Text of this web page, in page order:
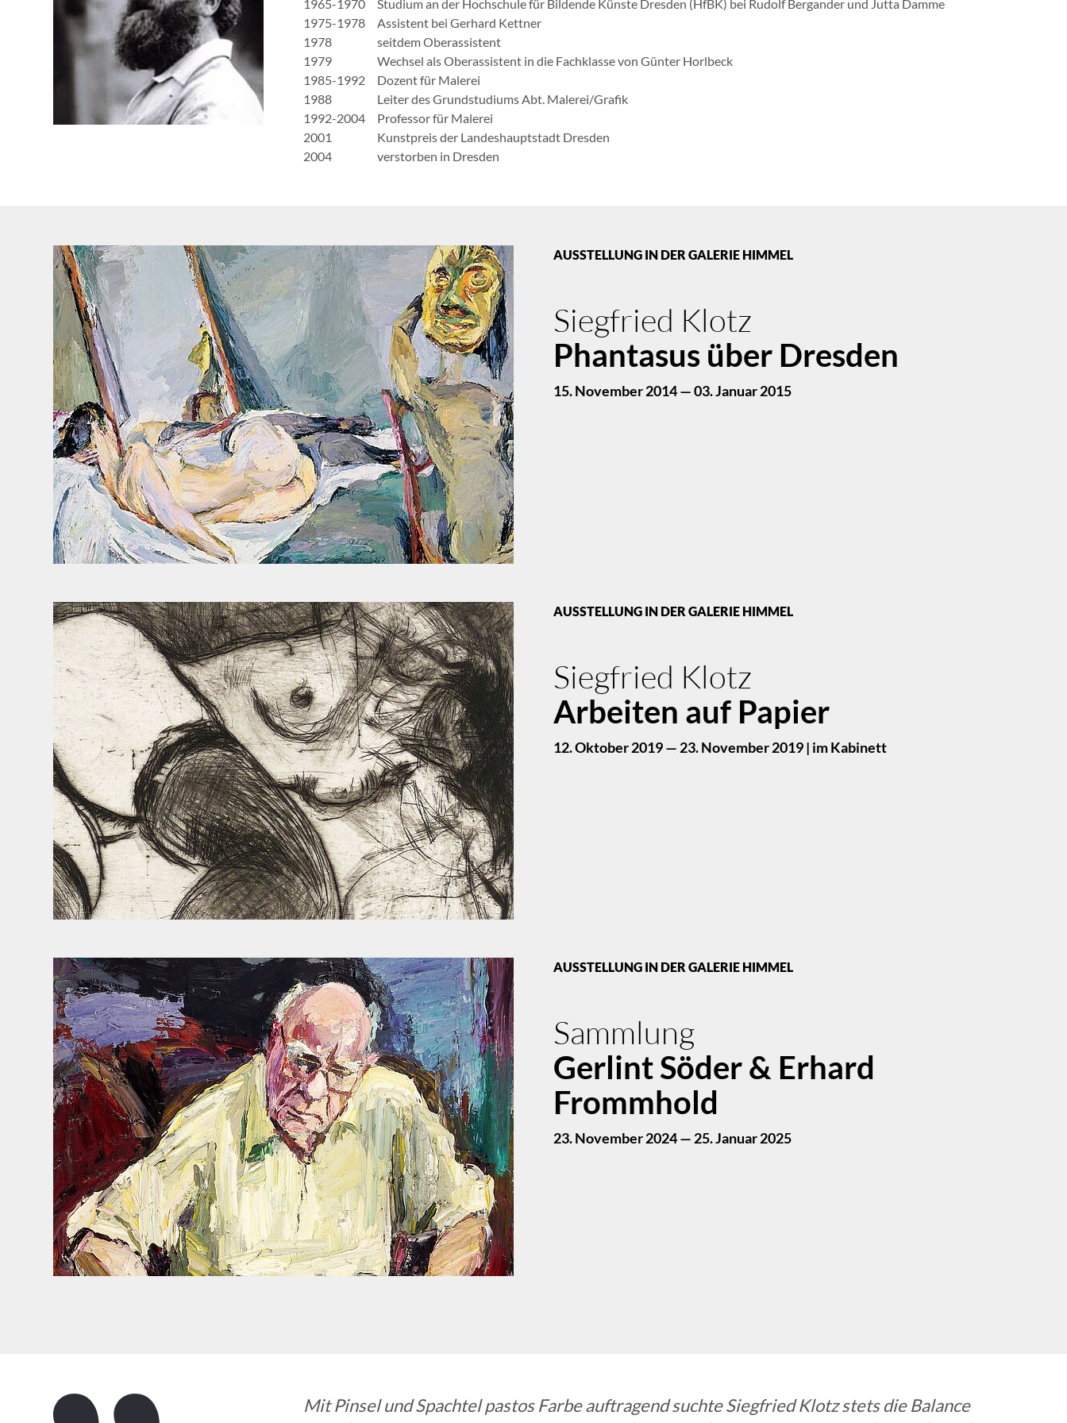
1965-1970
Studium an der Hochschule für Bildende Künste Dresden (HfBK) bei Rudolf Bergander und Jutta Damme
1975-1978
Assistent bei Gerhard Kettner
1978
seitdem Oberassistent
1979
Wechsel als Oberassistent in die Fachklasse von Günter Horlbeck
1985-1992
Dozent für Malerei
1988
Leiter des Grundstudiums Abt. Malerei/Grafik
1992-2004
Professor für Malerei
2001
Kunstpreis der Landeshauptstadt Dresden
2004
verstorben in Dresden
AUSSTELLUNG IN DER GALERIE HIMMEL
Siegfried Klotz
Phantasus über Dresden
15. November 2014 — 03. Januar 2015
AUSSTELLUNG IN DER GALERIE HIMMEL
Siegfried Klotz
Arbeiten auf Papier
12. Oktober 2019 — 23. November 2019 | im Kabinett
AUSSTELLUNG IN DER GALERIE HIMMEL
Sammlung
Gerlint Söder & Erhard
Frommhold
23. November 2024 — 25. Januar 2025
Mit Pinsel und Spachtel pastos Farbe auftragend suchte Siegfried Klotz stets die Balance